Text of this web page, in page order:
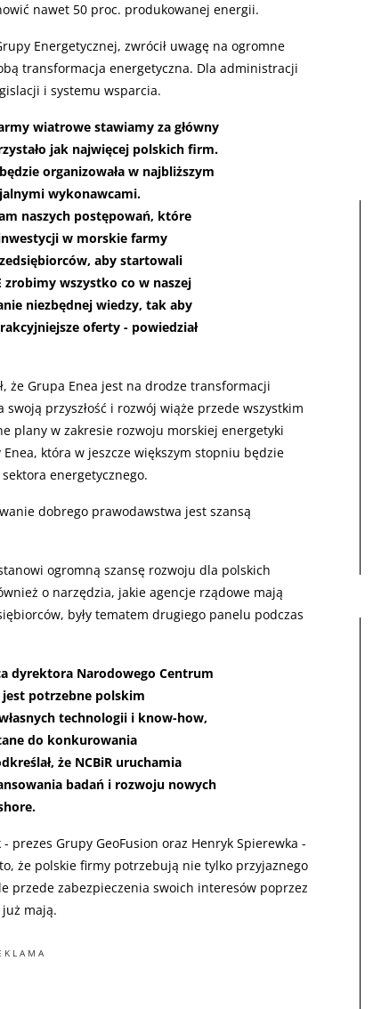
nawet 50 proc. produkowanej energii.
Energetycznej, zwrócił uwagę na ogromne
transformacja energetyczna. Dla administracji
i systemu wsparcia.
wiatrowe stawiamy za główny
jak najwięcej polskich firm.
organizowała w najbliższym
wykonawcami.
naszych postępowań, które
w morskie farmy
aby startowali
zrobimy wszystko co w naszej
niezbędnej wiedzy, tak aby
oferty - powiedział
że Grupa Enea jest na drodze transformacji
przyszłość i rozwój wiąże przede wszystkim
plany w zakresie rozwoju morskiej energetyki
która w jeszcze większym stopniu będzie
energetycznego.
dobrego prawodawstwa jest szansą
ogromną szansę rozwoju dla polskich
o narzędzia, jakie agencje rządowe mają
były tematem drugiego panelu podczas
dyrektora Narodowego Centrum
jest potrzebne polskim
technologii i know-how,
do konkurowania
że NCBiR uruchamia
badań i rozwoju nowych
prezes Grupy GeoFusion oraz Henryk Spierewka -
że polskie firmy potrzebują nie tylko przyjaznego
przede zabezpieczenia swoich interesów poprzez
mają.